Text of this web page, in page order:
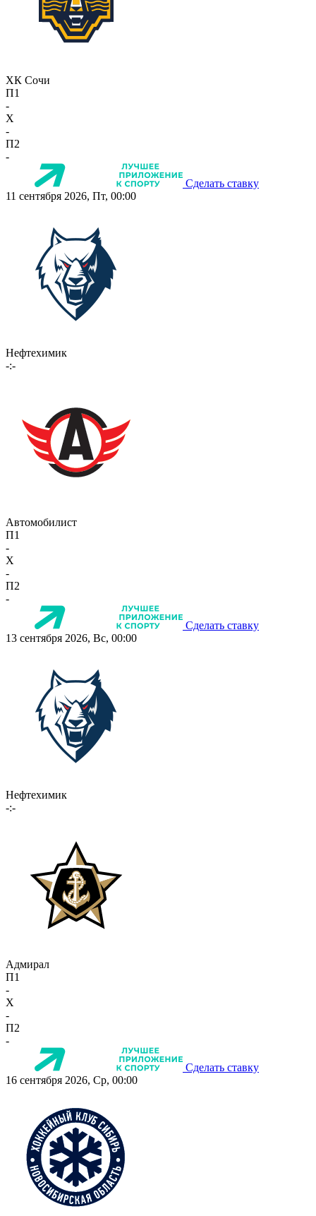
ХК Сочи
П1
-
X
-
П2
-
Сделать ставку
11 сентября 2026, Пт, 00:00
Нефтехимик
-:-
Автомобилист
П1
-
X
-
П2
-
Сделать ставку
13 сентября 2026, Вс, 00:00
Нефтехимик
-:-
Адмирал
П1
-
X
-
П2
-
Сделать ставку
16 сентября 2026, Ср, 00:00